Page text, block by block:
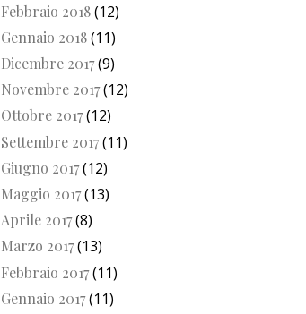
Febbraio 2018(12)
Gennaio 2018(11)
Dicembre 2017(9)
Novembre 2017(12)
Ottobre 2017(12)
Settembre 2017(11)
Giugno 2017(12)
Maggio 2017(13)
Aprile 2017(8)
Marzo 2017(13)
Febbraio 2017(11)
Gennaio 2017(11)